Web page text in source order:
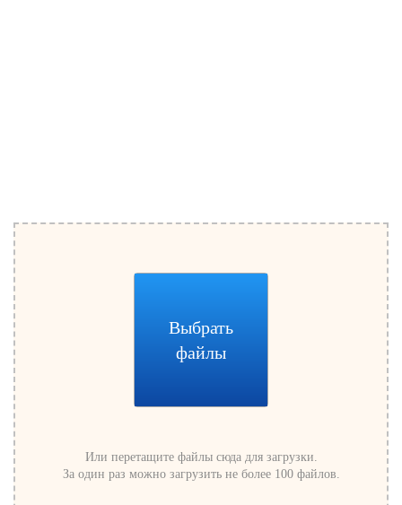
Выбрать
файлы
Или перетащите файлы сюда для загрузки.
За один раз можно загрузить не более 100 файлов.